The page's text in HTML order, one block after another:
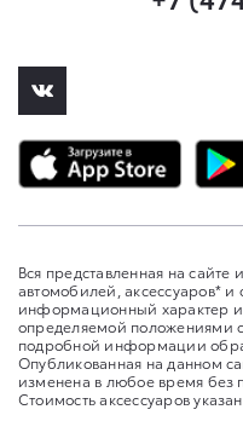
Вся представленная на
автомобилей, аксессуаров* и
информационный характер и
определяемой положениями
подробной информации
Опубликованная на данном
изменена в любое время без
Стоимость аксессуаров